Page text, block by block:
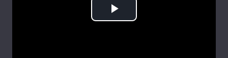
Play